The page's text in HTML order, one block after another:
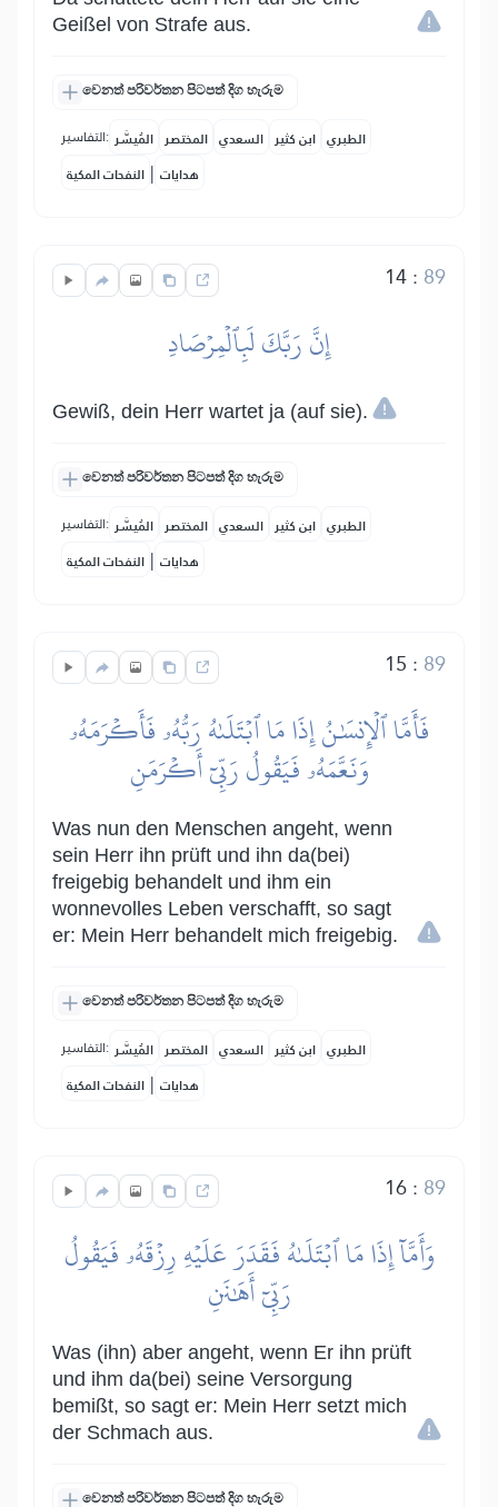
Geißel von Strafe aus.
වෙනත් පරිවර්තන පිටපත් දිග හැරුම
التفاسير: المُيسَّر المختصر السعدي ابن كثير الطبري
النفحات المكية | هدايات
14: 89
إِنَّ رَبَّكَ لَبِٱلۡمِرۡصَادِ
Gewiß, dein Herr wartet ja (auf sie).
වෙනත් පරිවර්තන පිටපත් දිග හැරුම
التفاسير: المُيسَّر المختصر السعدي ابن كثير الطبري
النفحات المكية | هدايات
15 : 89
فَأَمَّا ٱلۡإِنسَٰنُ إِذَا مَا ٱبۡتَلَىٰهُ رَبُّهُۥ فَأَكۡرَمَهُۥ
وَنَعَّمَهُۥ فَيَقُولُ رَبِّيٓ أَكۡرَمَنِ
Was nun den Menschen angeht, wenn
sein Herr ihn prüft und ihn da(bei)
freigebig behandelt und ihm ein
wonnevolles Leben verschafft, so sagt
er: Mein Herr behandelt mich freigebig.
වෙනත් පරිවර්තන පිටපත් දිග හැරුම
التفاسير: المُيسَّر المختصر السعدي ابن كثير الطبري
النفحات المكية | هدايات
16: 89
وَأَمَّآ إِذَا مَا ٱبۡتَلَىٰهُ فَقَدَرَ عَلَيۡهِ رِزۡقَهُۥ فَيَقُولُ
رَبِّيٓ أَهَٰنَنِ
Was (ihn) aber angeht, wenn Er ihn prüft
und ihm da(bei) seine Versorgung
bemißt, so sagt er: Mein Herr setzt mich
der Schmach aus.
වෙනත් පරිවර්තන පිටපත් දිග හැරුම